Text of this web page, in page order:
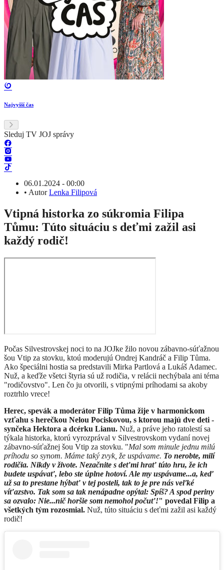
Najvyšší čas
Sleduj TV JOJ správy
06.01.2024 - 00:00
• AutorLenka Filipová
Vtipná historka zo súkromia Filipa
Tůmu: Túto situáciu s deťmi zažil asi
každý rodič!
Počas Silvestrovskej noci to na JOJke žilo novou zábavno-súťažnou
šou Vtip za stovku, ktoú moderujú Ondrej Kandráč a Filip Tůma.
Ako špeciálni hostia sa predstavili Mirka Partlová a Lukáš Adamec.
Nuž, a keďže všetci štyria sú už rodičia, v relácii nechýbala ani téma
"rodičovstvo". Len čo ju otvorili, s vtipnými príhodami sa akoby
roztrhlo vrece!
Herec, spevák a moderátor Filip Tůma žije v harmonickom
vzťahu s herečkou Nelou Pociskovou, s ktorou majú dve deti -
synčeka Hektora a dcérku Lianu. Nuž, a práve jeho ratolestí sa
týkala historka, ktorú vyrozprával v Silvestrovskom vydaní novej
zábavno-súťažnej šou Vtip za stovku. "Mal som minule jednu milú
príhodu so synom. Máme taký zvyk, že uspávame. To nerobte, milí
rodičia. Nikdy v živote. Nezačnite s deťmi hrať túto hru, že ich
budete uspávať, lebo ste úplne hotoví. Ale my uspávame...a, keď
už sa to prestane hýbať v tej posteli, tak to je pre nás veľké
víťazstvo. Tak som sa tak nenápadne opýtal: Spíš? A spod periny
sa ozvalo: Nie...nič horšie som nemohol počuť!" povedal Filip a
všetkých tým rozosmial. Nuž, túto situáciu s deťmi zažil asi každý
rodič!